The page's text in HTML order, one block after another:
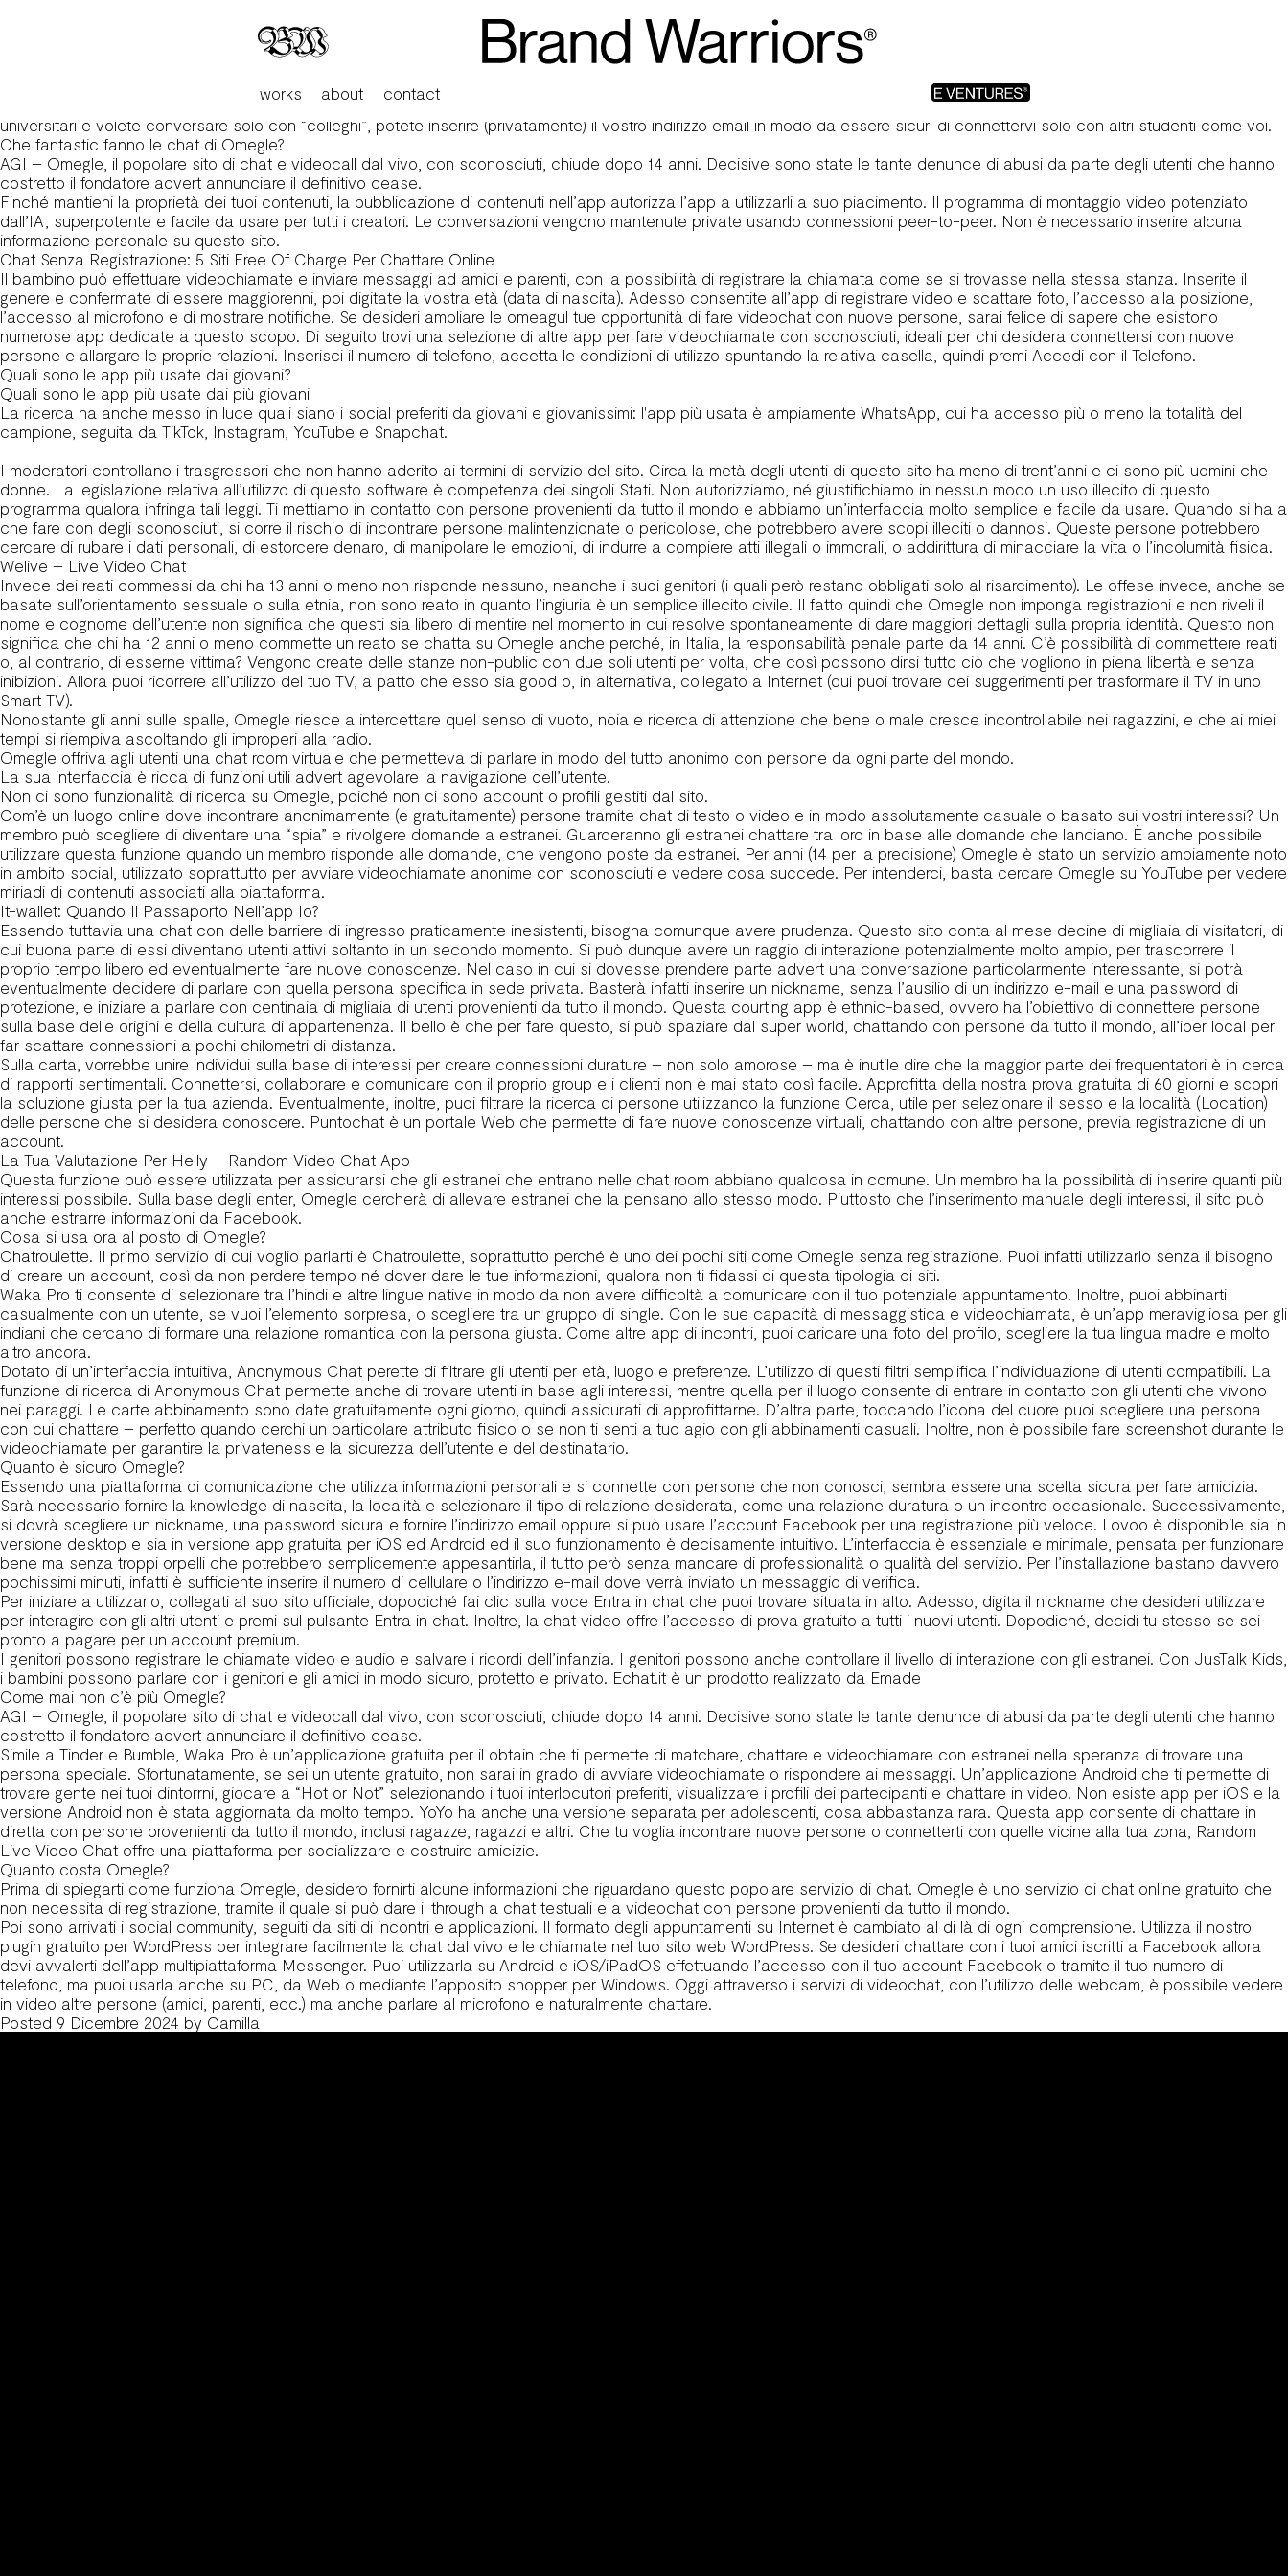
works about contact
Dopodiché potrai sfruttare gli stessi passaggi di cui ti ho parlato in precedenza da PC per quanto riguarda le chat. Se, in qualsiasi momento, desideri interrompere la videochat,
fai clic sul pulsante Fermare e poi conferma l’operazione, premendo sul pulsante Davvero?. Per tornare direttamente al menu principale del servizio, invece, fai clic sul emblem di
Omegle (in alto). Omegle è un popolare servizio di chat, che permette di avviare conversazioni testuali con utenti provenienti da tutto il mondo, offrendo anche la possibilità di
iniziare conversazioni partendo da interessi in comune. Un utente con cui chattate, potrebbe rilevarlo attraverso strumenti appositi, come estensioni per browser o app apposite,
il che ridurrebbe di molto il vostro anonimato. Quindi quando vi connettete a Omegle è sempre buona norma usare una VPN, che maschera la vostra posizione. Se siete studenti
universitari e volete conversare solo con “colleghi”, potete inserire (privatamente) il vostro indirizzo email in modo da essere sicuri di connettervi solo con altri studenti come voi.
Che fantastic fanno le chat di Omegle?
AGI – Omegle, il popolare sito di chat e videocall dal vivo, con sconosciuti, chiude dopo 14 anni. Decisive sono state le tante denunce di abusi da parte degli utenti che hanno
costretto il fondatore advert annunciare il definitivo cease.
Finché mantieni la proprietà dei tuoi contenuti, la pubblicazione di contenuti nell’app autorizza l’app a utilizzarli a suo piacimento. Il programma di montaggio video potenziato
dall’IA, superpotente e facile da usare per tutti i creatori. Le conversazioni vengono mantenute private usando connessioni peer-to-peer. Non è necessario inserire alcuna
informazione personale su questo sito.
Chat Senza Registrazione: 5 Siti Free Of Charge Per Chattare Online
Il bambino può effettuare videochiamate e inviare messaggi ad amici e parenti, con la possibilità di registrare la chiamata come se si trovasse nella stessa stanza. Inserite il
genere e confermate di essere maggiorenni, poi digitate la vostra età (data di nascita). Adesso consentite all’app di registrare video e scattare foto, l’accesso alla posizione,
l’accesso al microfono e di mostrare notifiche. Se desideri ampliare le omeagul tue opportunità di fare videochat con nuove persone, sarai felice di sapere che esistono
numerose app dedicate a questo scopo. Di seguito trovi una selezione di altre app per fare videochiamate con sconosciuti, ideali per chi desidera connettersi con nuove
persone e allargare le proprie relazioni. Inserisci il numero di telefono, accetta le condizioni di utilizzo spuntando la relativa casella, quindi premi Accedi con il Telefono.
Quali sono le app più usate dai giovani?
Quali sono le app più usate dai più giovani
La ricerca ha anche messo in luce quali siano i social preferiti da giovani e giovanissimi: l'app più usata è ampiamente WhatsApp, cui ha accesso più o meno la totalità del
campione, seguita da TikTok, Instagram, YouTube e Snapchat.
I moderatori controllano i trasgressori che non hanno aderito ai termini di servizio del sito. Circa la metà degli utenti di questo sito ha meno di trent’anni e ci sono più uomini che
donne. La legislazione relativa all’utilizzo di questo software è competenza dei singoli Stati. Non autorizziamo, né giustifichiamo in nessun modo un uso illecito di questo
programma qualora infringa tali leggi. Ti mettiamo in contatto con persone provenienti da tutto il mondo e abbiamo un’interfaccia molto semplice e facile da usare. Quando si ha a
che fare con degli sconosciuti, si corre il rischio di incontrare persone malintenzionate o pericolose, che potrebbero avere scopi illeciti o dannosi. Queste persone potrebbero
cercare di rubare i dati personali, di estorcere denaro, di manipolare le emozioni, di indurre a compiere atti illegali o immorali, o addirittura di minacciare la vita o l’incolumità fisica.
Welive – Live Video Chat
Invece dei reati commessi da chi ha 13 anni o meno non risponde nessuno, neanche i suoi genitori (i quali però restano obbligati solo al risarcimento). Le offese invece, anche se
basate sull’orientamento sessuale o sulla etnia, non sono reato in quanto l’ingiuria è un semplice illecito civile. Il fatto quindi che Omegle non imponga registrazioni e non riveli il
nome e cognome dell’utente non significa che questi sia libero di mentire nel momento in cui resolve spontaneamente di dare maggiori dettagli sulla propria identità. Questo non
significa che chi ha 12 anni o meno commette un reato se chatta su Omegle anche perché, in Italia, la responsabilità penale parte da 14 anni. C’è possibilità di commettere reati
o, al contrario, di esserne vittima? Vengono create delle stanze non-public con due soli utenti per volta, che così possono dirsi tutto ciò che vogliono in piena libertà e senza
inibizioni. Allora puoi ricorrere all’utilizzo del tuo TV, a patto che esso sia good o, in alternativa, collegato a Internet (qui puoi trovare dei suggerimenti per trasformare il TV in uno
Smart TV).
Nonostante gli anni sulle spalle, Omegle riesce a intercettare quel senso di vuoto, noia e ricerca di attenzione che bene o male cresce incontrollabile nei ragazzini, e che ai miei
tempi si riempiva ascoltando gli improperi alla radio.
Omegle offriva agli utenti una chat room virtuale che permetteva di parlare in modo del tutto anonimo con persone da ogni parte del mondo.
La sua interfaccia è ricca di funzioni utili advert agevolare la navigazione dell’utente.
Non ci sono funzionalità di ricerca su Omegle, poiché non ci sono account o profili gestiti dal sito.
Com’è un luogo online dove incontrare anonimamente (e gratuitamente) persone tramite chat di testo o video e in modo assolutamente casuale o basato sui vostri interessi? Un
membro può scegliere di diventare una “spia” e rivolgere domande a estranei. Guarderanno gli estranei chattare tra loro in base alle domande che lanciano. È anche possibile
utilizzare questa funzione quando un membro risponde alle domande, che vengono poste da estranei. Per anni (14 per la precisione) Omegle è stato un servizio ampiamente noto
in ambito social, utilizzato soprattutto per avviare videochiamate anonime con sconosciuti e vedere cosa succede. Per intenderci, basta cercare Omegle su YouTube per vedere
miriadi di contenuti associati alla piattaforma.
It-wallet: Quando Il Passaporto Nell’app Io?
Essendo tuttavia una chat con delle barriere di ingresso praticamente inesistenti, bisogna comunque avere prudenza. Questo sito conta al mese decine di migliaia di visitatori, di
cui buona parte di essi diventano utenti attivi soltanto in un secondo momento. Si può dunque avere un raggio di interazione potenzialmente molto ampio, per trascorrere il
proprio tempo libero ed eventualmente fare nuove conoscenze. Nel caso in cui si dovesse prendere parte advert una conversazione particolarmente interessante, si potrà
eventualmente decidere di parlare con quella persona specifica in sede privata. Basterà infatti inserire un nickname, senza l’ausilio di un indirizzo e-mail e una password di
protezione, e iniziare a parlare con centinaia di migliaia di utenti provenienti da tutto il mondo. Questa courting app è ethnic-based, ovvero ha l’obiettivo di connettere persone
sulla base delle origini e della cultura di appartenenza. Il bello è che per fare questo, si può spaziare dal super world, chattando con persone da tutto il mondo, all’iper local per
far scattare connessioni a pochi chilometri di distanza.
Sulla carta, vorrebbe unire individui sulla base di interessi per creare connessioni durature – non solo amorose – ma è inutile dire che la maggior parte dei frequentatori è in cerca
di rapporti sentimentali. Connettersi, collaborare e comunicare con il proprio group e i clienti non è mai stato così facile. Approfitta della nostra prova gratuita di 60 giorni e scopri
la soluzione giusta per la tua azienda. Eventualmente, inoltre, puoi filtrare la ricerca di persone utilizzando la funzione Cerca, utile per selezionare il sesso e la località (Location)
delle persone che si desidera conoscere. Puntochat è un portale Web che permette di fare nuove conoscenze virtuali, chattando con altre persone, previa registrazione di un
account.
La Tua Valutazione Per Helly – Random Video Chat App
Questa funzione può essere utilizzata per assicurarsi che gli estranei che entrano nelle chat room abbiano qualcosa in comune. Un membro ha la possibilità di inserire quanti più
interessi possibile. Sulla base degli enter, Omegle cercherà di allevare estranei che la pensano allo stesso modo. Piuttosto che l’inserimento manuale degli interessi, il sito può
anche estrarre informazioni da Facebook.
Cosa si usa ora al posto di Omegle?
Chatroulette. Il primo servizio di cui voglio parlarti è Chatroulette, soprattutto perché è uno dei pochi siti come Omegle senza registrazione. Puoi infatti utilizzarlo senza il bisogno
di creare un account, così da non perdere tempo né dover dare le tue informazioni, qualora non ti fidassi di questa tipologia di siti.
Waka Pro ti consente di selezionare tra l’hindi e altre lingue native in modo da non avere difficoltà a comunicare con il tuo potenziale appuntamento. Inoltre, puoi abbinarti
casualmente con un utente, se vuoi l’elemento sorpresa, o scegliere tra un gruppo di single. Con le sue capacità di messaggistica e videochiamata, è un’app meravigliosa per gli
indiani che cercano di formare una relazione romantica con la persona giusta. Come altre app di incontri, puoi caricare una foto del profilo, scegliere la tua lingua madre e molto
altro ancora.
Dotato di un’interfaccia intuitiva, Anonymous Chat perette di filtrare gli utenti per età, luogo e preferenze. L’utilizzo di questi filtri semplifica l’individuazione di utenti compatibili. La
funzione di ricerca di Anonymous Chat permette anche di trovare utenti in base agli interessi, mentre quella per il luogo consente di entrare in contatto con gli utenti che vivono
nei paraggi. Le carte abbinamento sono date gratuitamente ogni giorno, quindi assicurati di approfittarne. D’altra parte, toccando l’icona del cuore puoi scegliere una persona
con cui chattare – perfetto quando cerchi un particolare attributo fisico o se non ti senti a tuo agio con gli abbinamenti casuali. Inoltre, non è possibile fare screenshot durante le
videochiamate per garantire la privateness e la sicurezza dell’utente e del destinatario.
Quanto è sicuro Omegle?
Essendo una piattaforma di comunicazione che utilizza informazioni personali e si connette con persone che non conosci, sembra essere una scelta sicura per fare amicizia.
Sarà necessario fornire la knowledge di nascita, la località e selezionare il tipo di relazione desiderata, come una relazione duratura o un incontro occasionale. Successivamente,
si dovrà scegliere un nickname, una password sicura e fornire l’indirizzo email oppure si può usare l’account Facebook per una registrazione più veloce. Lovoo è disponibile sia in
versione desktop e sia in versione app gratuita per iOS ed Android ed il suo funzionamento è decisamente intuitivo. L’interfaccia è essenziale e minimale, pensata per funzionare
bene ma senza troppi orpelli che potrebbero semplicemente appesantirla, il tutto però senza mancare di professionalità o qualità del servizio. Per l’installazione bastano davvero
pochissimi minuti, infatti è sufficiente inserire il numero di cellulare o l’indirizzo e-mail dove verrà inviato un messaggio di verifica.
Per iniziare a utilizzarlo, collegati al suo sito ufficiale, dopodiché fai clic sulla voce Entra in chat che puoi trovare situata in alto. Adesso, digita il nickname che desideri utilizzare
per interagire con gli altri utenti e premi sul pulsante Entra in chat. Inoltre, la chat video offre l’accesso di prova gratuito a tutti i nuovi utenti. Dopodiché, decidi tu stesso se sei
pronto a pagare per un account premium.
I genitori possono registrare le chiamate video e audio e salvare i ricordi dell’infanzia. I genitori possono anche controllare il livello di interazione con gli estranei. Con JusTalk Kids,
i bambini possono parlare con i genitori e gli amici in modo sicuro, protetto e privato. Echat.it è un prodotto realizzato da Emade
Come mai non c’è più Omegle?
AGI – Omegle, il popolare sito di chat e videocall dal vivo, con sconosciuti, chiude dopo 14 anni. Decisive sono state le tante denunce di abusi da parte degli utenti che hanno
costretto il fondatore advert annunciare il definitivo cease.
Simile a Tinder e Bumble, Waka Pro è un’applicazione gratuita per il obtain che ti permette di matchare, chattare e videochiamare con estranei nella speranza di trovare una
persona speciale. Sfortunatamente, se sei un utente gratuito, non sarai in grado di avviare videochiamate o rispondere ai messaggi. Un’applicazione Android che ti permette di
trovare gente nei tuoi dintorrni, giocare a “Hot or Not” selezionando i tuoi interlocutori preferiti, visualizzare i profili dei partecipanti e chattare in video. Non esiste app per iOS e la
versione Android non è stata aggiornata da molto tempo. YoYo ha anche una versione separata per adolescenti, cosa abbastanza rara. Questa app consente di chattare in
diretta con persone provenienti da tutto il mondo, inclusi ragazze, ragazzi e altri. Che tu voglia incontrare nuove persone o connetterti con quelle vicine alla tua zona, Random
Live Video Chat offre una piattaforma per socializzare e costruire amicizie.
Quanto costa Omegle?
Prima di spiegarti come funziona Omegle, desidero fornirti alcune informazioni che riguardano questo popolare servizio di chat. Omegle è uno servizio di chat online gratuito che
non necessita di registrazione, tramite il quale si può dare il through a chat testuali e a videochat con persone provenienti da tutto il mondo.
Poi sono arrivati ​​i social community, seguiti da siti di incontri e applicazioni. Il formato degli appuntamenti su Internet è cambiato al di là di ogni comprensione. Utilizza il nostro
plugin gratuito per WordPress per integrare facilmente la chat dal vivo e le chiamate nel tuo sito web WordPress. Se desideri chattare con i tuoi amici iscritti a Facebook allora
devi avvalerti dell’app multipiattaforma Messenger. Puoi utilizzarla su Android e iOS/iPadOS effettuando l’accesso con il tuo account Facebook o tramite il tuo numero di
telefono, ma puoi usarla anche su PC, da Web o mediante l’apposito shopper per Windows. Oggi attraverso i servizi di videochat, con l’utilizzo delle webcam, è possibile vedere
in video altre persone (amici, parenti, ecc.) ma anche parlare al microfono e naturalmente chattare.
Posted 9 Dicembre 2024 by Camilla